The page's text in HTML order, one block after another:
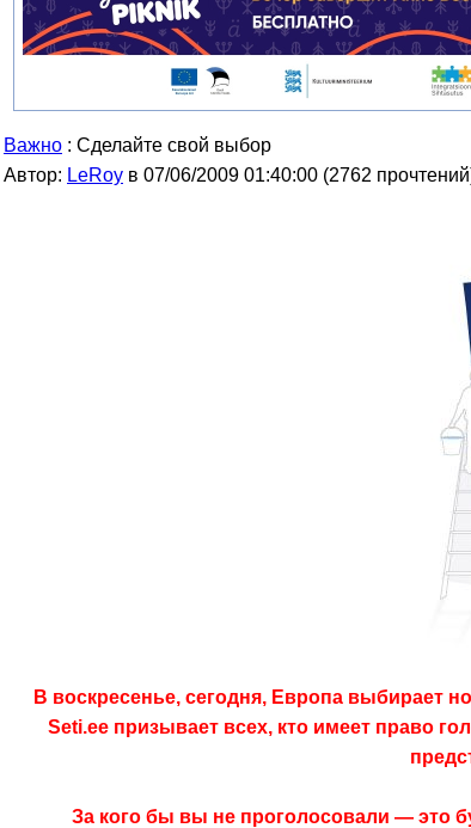
Важно : Сделайте свой выбор
Автор: LeRoy в 07/06/2009 01:40:00 (2762 прочтений
В воскресенье, сегодня, Европа выбирает
Seti.ee призывает всех, кто имеет право
За кого бы вы не проголосовали — это